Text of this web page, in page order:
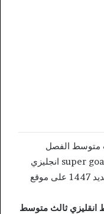
متوسط الفصل
الدراسي الثاني حلول كتاب التمارين super goal 3 انجليزي
للصف الثالث المتوسط ف2 المنهج الجديد 1447 على موقع
انقليزي ثالث متوسط